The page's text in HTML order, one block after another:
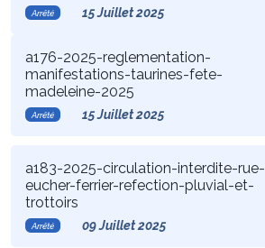
Arrêté 15 Juillet 2025
a176-2025-reglementation-
manifestations-taurines-fete-
madeleine-2025
Arrêté 15 Juillet 2025
a183-2025-circulation-interdite-rue-
eucher-ferrier-refection-pluvial-et-
trottoirs
Arrêté 09 Juillet 2025